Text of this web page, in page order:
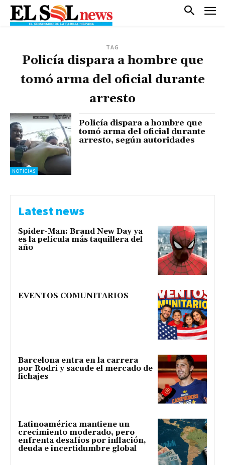
TAG
Policía dispara a hombre que
tomó arma del oficial durante
arresto
NOTICIAS
Policía dispara a hombre que
tomó arma del oficial durante
arresto, según autoridades
Latest news
Spider-Man: Brand New Day ya
es la película más taquillera del
año
EVENTOS COMUNITARIOS
Barcelona entra en la carrera
por Rodri y sacude el mercado de
fichajes
Latinoamérica mantiene un
crecimiento moderado, pero
enfrenta desafíos por inflación,
deuda e incertidumbre global